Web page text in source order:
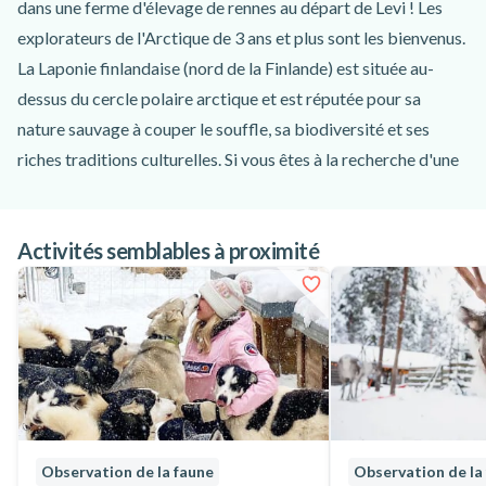
dans une ferme d'élevage de rennes au départ de Levi ! Les
explorateurs de l'Arctique de 3 ans et plus sont les bienvenus.
La Laponie finlandaise (nord de la Finlande) est située au-
dessus du cercle polaire arctique et est réputée pour sa
nature sauvage à couper le souffle, sa biodiversité et ses
riches traditions culturelles. Si vous êtes à la recherche d'une
en milieu sauvage et dans une ferme d'élevage de rennes
proposée par Levi est exactement ce qu'il vous faut !
Le plaisir commence à l'un des points de rencontre indiqués à
Levi, où vous et votre petit groupe serez accueillis par votre
guide local amical et bien informé. Une fois que tout le
monde est monté à bord du véhicule, vous recevrez un
briefing sur la sécurité et l'itinéraire, puis vous partirez pour
un trajet de 40 minutes jusqu'au village isolé de Lompolo, où
Activités semblables à proximité
Observation de la faune
Observation de la